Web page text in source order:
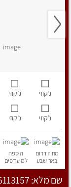
ג’קוזי ג’קוזי
ג’קוזי ג’קוזי
מחוז דרום
באר שבע
הוספה
למועדפים